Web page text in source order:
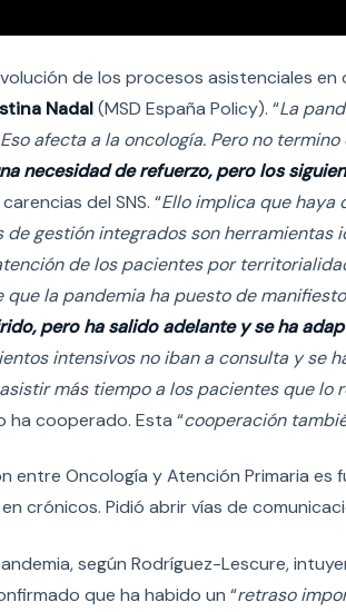
de los procesos asistenciales
Nadal(MSD España Policy). “La
afecta a la oncología. Pero no
necesidad de refuerzo, pero los
del SNS. “Ello implica que haya
de gestión integrados son
de los pacientes por
que la pandemia ha puesto de
pero ha salido adelante y se ha
intensivos no iban a consulta y se
más tiempo a los pacientes que lo
ha cooperado. Esta “cooperación
entre Oncología y Atención Primaria
crónicos. Pidió abrir vías de
según Rodríguez-Lescure,
que ha habido un “retraso